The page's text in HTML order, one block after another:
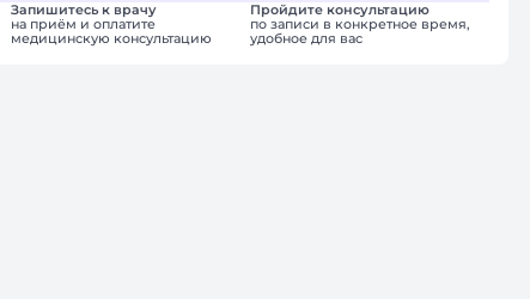
Запишитесь к врачу
на приём и оплатите
медицинскую консультацию
Пройдите консультацию
по записи в конкретное время,
удобное для вас